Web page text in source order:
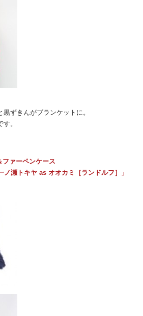
ずきんがブランケットに。
。
ァーペンケース
瀬トキヤ as オオカミ［ランドルフ］」